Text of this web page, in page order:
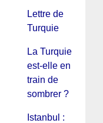
Lettre de
Turquie
La Turquie
est-elle en
train de
sombrer ?
Istanbul :